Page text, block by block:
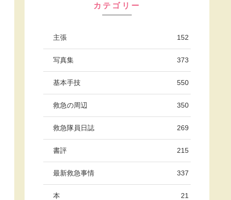
カテゴリー
主張 152
写真集 373
基本手技 550
救急の周辺 350
救急隊員日誌 269
書評 215
最新救急事情 337
本 21